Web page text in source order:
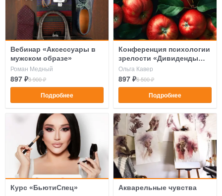
Вебинар «Аксессуары в
мужском образе»
Роман Медный
897 ₽3 900 ₽
Подробнее
Конференция психологии
зрелости «Дивиденды
возраста»
Ольга Кавер
897 ₽6 500 ₽
Подробнее
Курс «БьютиСпец» Акварельные чувства